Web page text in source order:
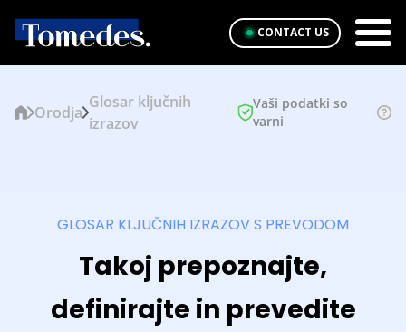
CONTACT US
Orodja
Glosar ključnih
izrazov
Vaši podatki so
varni
GLOSAR KLJUČNIH IZRAZOV S PREVODOM
Takoj prepoznajte,
definirajte in prevedite